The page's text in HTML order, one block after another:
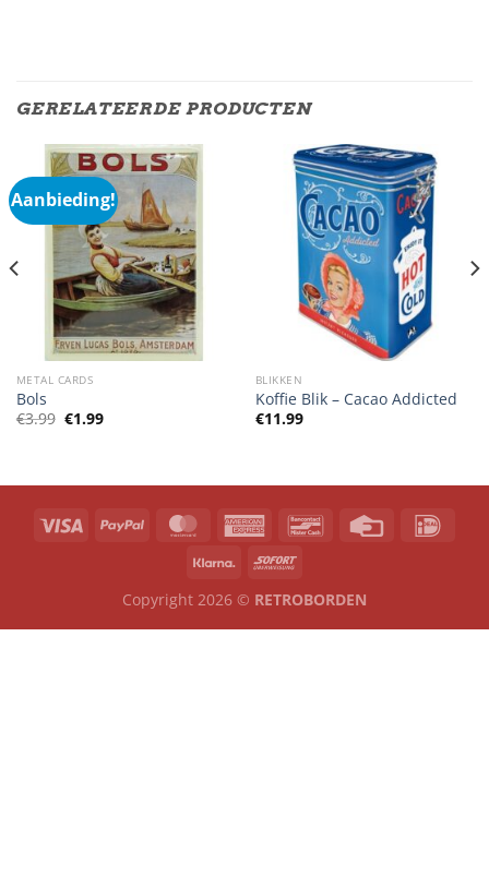
GERELATEERDE PRODUCTEN
Aanbieding!
METAL CARDS
Bols
€3.99 Oorspronkelijke
€1.99Huidige
BLIKKEN
Koffie Blik – Cacao Addicted
€11.99
Copyright 2026 © RETROBORDEN